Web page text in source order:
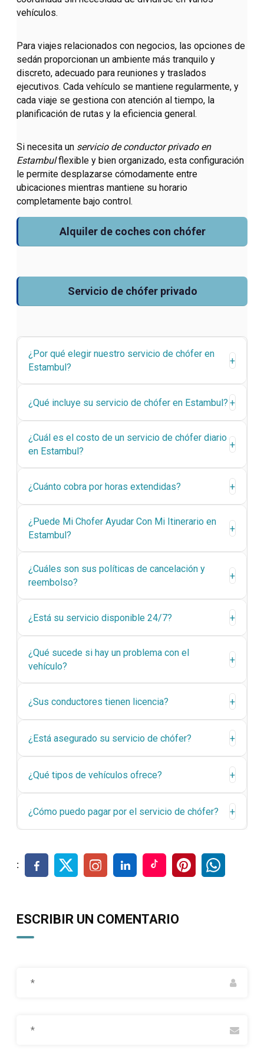
vehículos.
Para viajes relacionados con negocios, las opciones de
sedán proporcionan un ambiente más tranquilo y
discreto, adecuado para reuniones y traslados
ejecutivos. Cada vehículo se mantiene regularmente, y
cada viaje se gestiona con atención al tiempo, la
planificación de rutas y la eficiencia general.
Si necesita un servicio de conductor privado en
Estambulflexible y bien organizado, esta configuración
le permite desplazarse cómodamente entre
ubicaciones mientras mantiene su horario
completamente bajo control.
Alquiler de coches con chófer
Servicio de chófer privado
¿Por qué elegir nuestro servicio de chófer en
Estambul?
+
¿Qué incluye su servicio de chófer en Estambul? +
¿Cuál es el costo de un servicio de chófer diario
en Estambul?
+
¿Cuánto cobra por horas extendidas? +
¿Puede Mi Chofer Ayudar Con Mi Itinerario en
Estambul?
+
¿Cuáles son sus políticas de cancelación y
reembolso?
+
¿Está su servicio disponible 24/7? +
¿Qué sucede si hay un problema con el
vehículo?
+
¿Sus conductores tienen licencia? +
¿Está asegurado su servicio de chófer? +
¿Qué tipos de vehículos ofrece? +
¿Cómo puedo pagar por el servicio de chófer? +
:
ESCRIBIR UN COMENTARIO